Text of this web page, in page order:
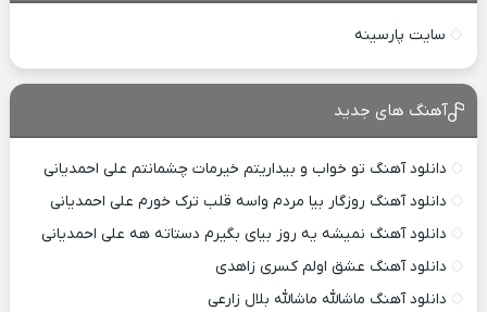
سایت پارسینه
آهنگ های جدید
دانلود آهنگ تو خواب و بیداریتم خیرمات چشمانتم علی احمدیانی
دانلود آهنگ روزگار بیا مردم واسه قلب ترک خورم علی احمدیانی
دانلود آهنگ نمیشه یه روز بیای بگیرم دستاته هه علی احمدیانی
دانلود آهنگ عشق اولم کسری زاهدی
دانلود آهنگ ماشالله ماشالله بلال زارعی